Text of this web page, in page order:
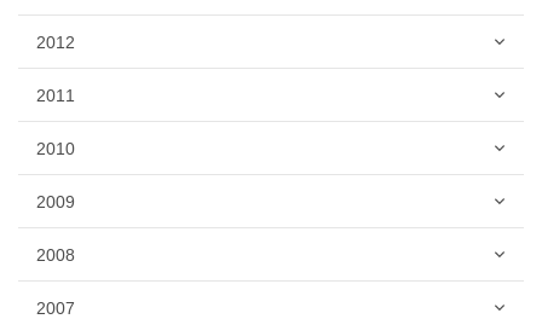
2012
2011
2010
2009
2008
2007